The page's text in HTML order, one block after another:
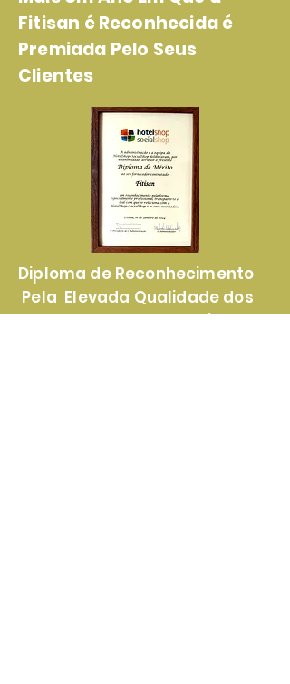
Fitisan é Reconhecida é
Premiada Pelo Seus
Clientes
Diploma de Reconhecimento
Pela Elevada Qualidade dos
Nossos Produtos e Serviços